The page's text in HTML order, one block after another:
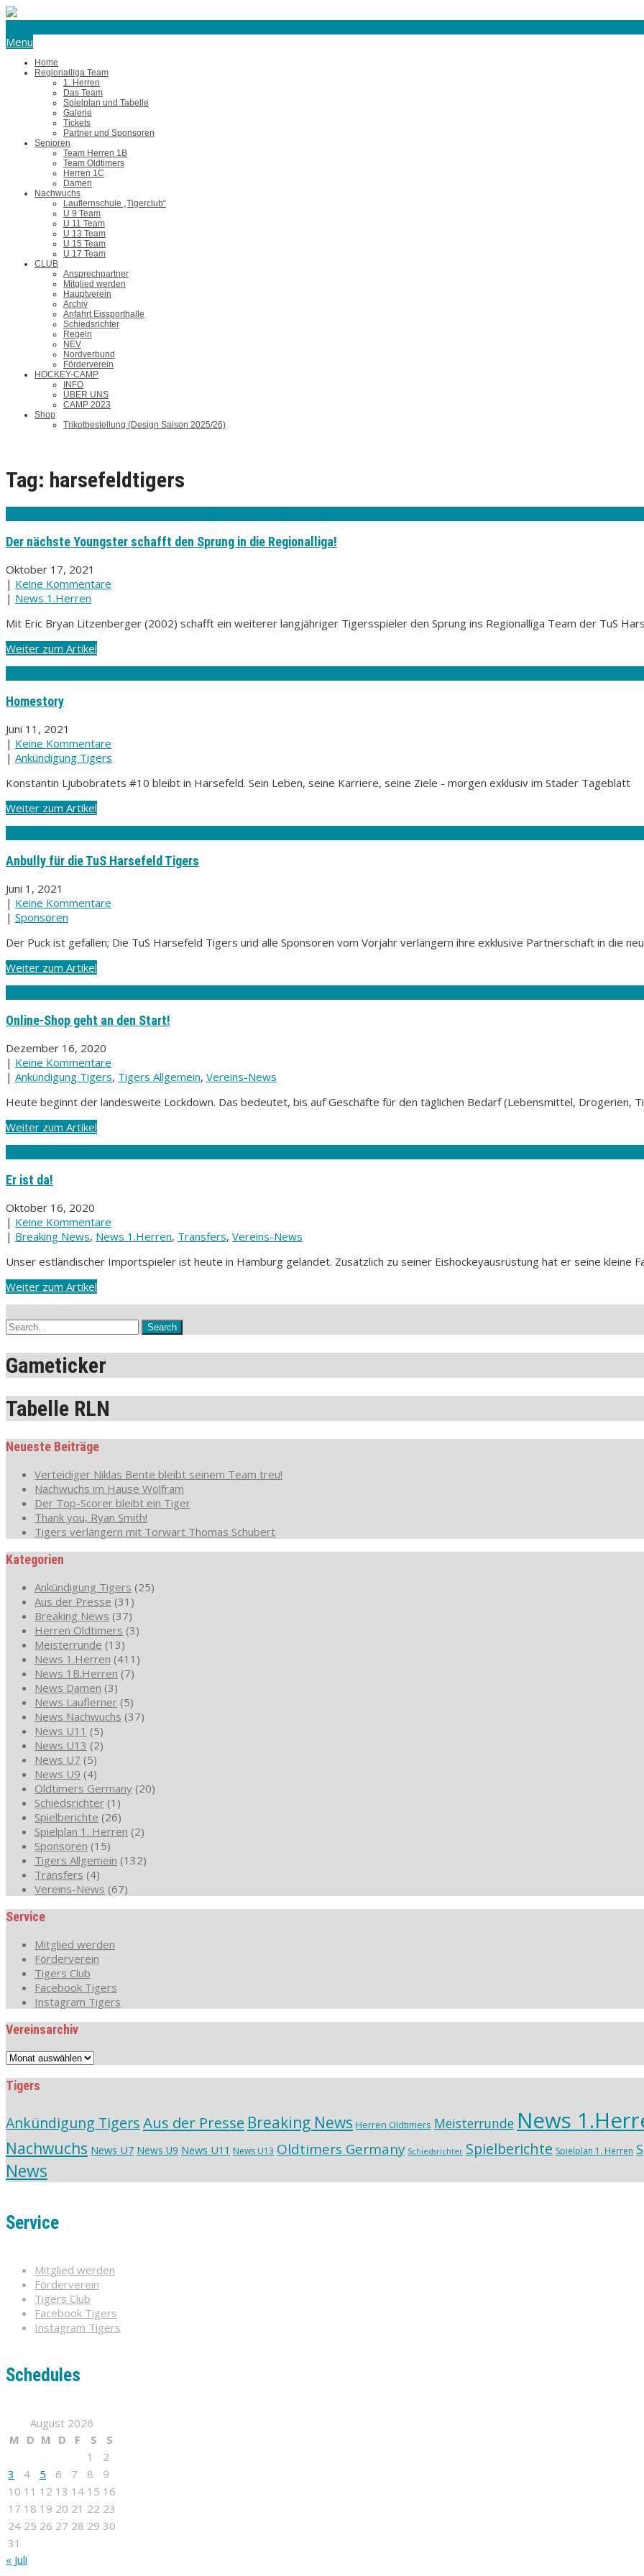
Menu
Home
Regionalliga Team
1. Herren
Das Team
Spielplan und Tabelle
Galerie
Tickets
Partner und Sponsoren
Senioren
Team Herren 1B
Team Oldtimers
Herren 1C
Damen
Nachwuchs
Lauflernschule „Tigerclub“
U 9 Team
U 11 Team
U 13 Team
U 15 Team
U 17 Team
CLUB
Ansprechpartner
Mitglied werden
Hauptverein
Archiv
Anfahrt Eissporthalle
Schiedsrichter
Regeln
NEV
Nordverbund
Förderverein
HOCKEY-CAMP
INFO
ÜBER UNS
CAMP 2023
Shop
Trikotbestellung (Design Saison 2025/26)
Tag: harsefeldtigers
Der nächste Youngster schafft den Sprung in die Regionalliga!
Oktober 17, 2021
| Keine Kommentare
| News 1.Herren
Mit Eric Bryan Litzenberger (2002) schafft ein weiterer langjähriger Tigersspieler den Sprung ins Regionalliga Team der TuS
Weiter zum Artikel
Homestory
Juni 11, 2021
| Keine Kommentare
| Ankündigung Tigers
Konstantin Ljubobratets #10 bleibt in Harsefeld. Sein Leben, seine Karriere, seine Ziele - morgen exklusiv im Stader Tageblatt
Weiter zum Artikel
Anbully für die TuS Harsefeld Tigers
Juni 1, 2021
| Keine Kommentare
| Sponsoren
Der Puck ist gefallen; Die TuS Harsefeld Tigers und alle Sponsoren vom Vorjahr verlängern ihre exklusive Partnerschaft in die
Weiter zum Artikel
Online-Shop geht an den Start!
Dezember 16, 2020
| Keine Kommentare
| Ankündigung Tigers, Tigers Allgemein, Vereins-News
Heute beginnt der landesweite Lockdown. Das bedeutet, bis auf Geschäfte für den täglichen Bedarf (Lebensmittel, Drogerien,
Weiter zum Artikel
Er ist da!
Oktober 16, 2020
| Keine Kommentare
| Breaking News, News 1.Herren, Transfers, Vereins-News
Unser estländischer Importspieler ist heute in Hamburg gelandet. Zusätzlich zu seiner Eishockeyausrüstung hat er seine kleine
Weiter zum Artikel
Gameticker
Tabelle RLN
Neueste Beiträge
Verteidiger Niklas Bente bleibt seinem Team treu!
Nachwuchs im Hause Wolfram
Der Top-Scorer bleibt ein Tiger
Thank you, Ryan Smith!
Tigers verlängern mit Torwart Thomas Schubert
Kategorien
Ankündigung Tigers (25)
Aus der Presse (31)
Breaking News (37)
Herren Oldtimers (3)
Meisterrunde (13)
News 1.Herren (411)
News 1B.Herren (7)
News Damen (3)
News Lauflerner (5)
News Nachwuchs (37)
News U11 (5)
News U13 (2)
News U7 (5)
News U9 (4)
Oldtimers Germany (20)
Schiedsrichter (1)
Spielberichte (26)
Spielplan 1. Herren (2)
Sponsoren (15)
Tigers Allgemein (132)
Transfers (4)
Vereins-News (67)
Service
Mitglied werden
Förderverein
Tigers Club
Facebook Tigers
Instagram Tigers
Vereinsarchiv
Vereinsarchiv
Tigers
Ankündigung TigersAus der Presse Breaking News Herren Oldtimers Meisterrunde News
Nachwuchs News U7 News U9 News U11 News U13 Oldtimers Germany Schiedsrichter Spielberichte Spielplan 1. Herren
News
Service
Mitglied werden
Förderverein
Tigers Club
Facebook Tigers
Instagram Tigers
Schedules
August 2026
M D M D F S
S
1
2
3
4 5 6 7 8
9
10 11 12 13 14 15 16
17 18 19 20 21 22 23
24 25 26 27 28 29 30
31
« Juli